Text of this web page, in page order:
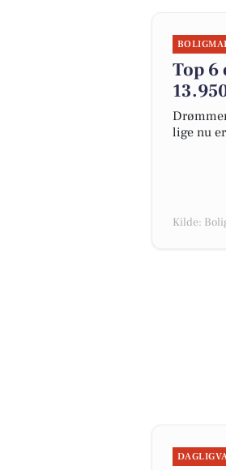
Top 6
lige nu
Kilde: